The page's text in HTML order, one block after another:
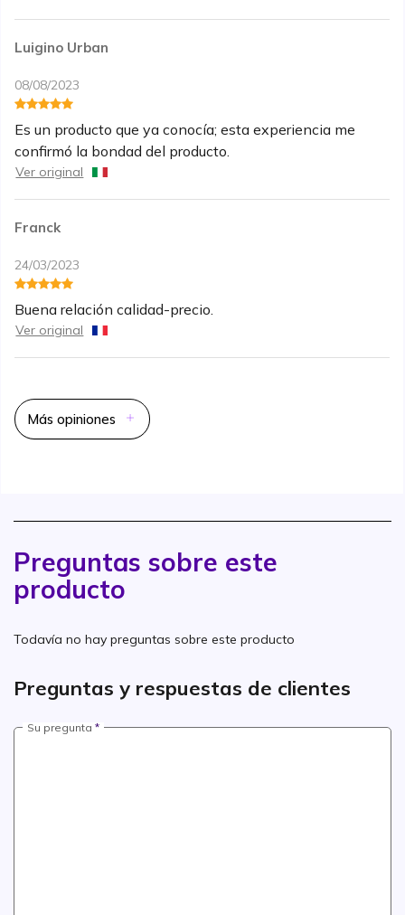
Luigino Urban
08/08/2023
Es un producto que ya conocía; esta experiencia me
confirmó la bondad del producto.
Ver original
Franck
24/03/2023
Buena relación calidad-precio.
Ver original
Más opiniones
Preguntas sobre este
producto
Todavía no hay preguntas sobre este producto
Preguntas y respuestas de clientes
Su pregunta